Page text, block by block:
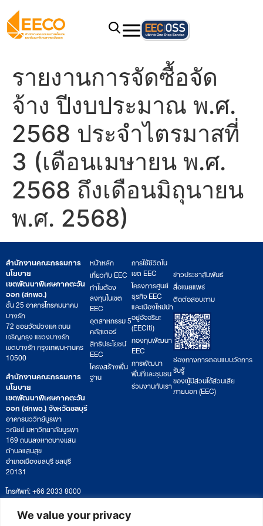
We value your privacy
รายงานการจัดซื้อจัด
จ้าง ปีงบประมาณ พ.ศ.
2568 ประจำไตรมาสที่
3 (เดือนเมษายน พ.ศ.
2568 ถึงเดือนมิถุนายน
พ.ศ. 2568)
สำนักงานคณะกรรมการ
นโยบาย
เขตพัฒนาพิเศษภาคตะวัน
ออก (สกพอ.)
ชั้น 25 อาคารโทรคมนาคม
บางรัก
72 ซอยวัดม่วงแค ถนน
เจริญกรุง แขวงบางรัก
เขตบางรัก กรุงเทพมหานคร
10500
สำนักงานคณะกรรมการ
นโยบาย
เขตพัฒนาพิเศษภาคตะวัน
ออก (สกพอ.) จังหวัดชลบุรี
อาคารนววิทย์บูรพา
วณิชย์ มหาวิทยาลัยบูรพา
169 ถนนลงหาดบางแสน
ตำบลแสนสุข
อำเภอเมืองชลบุรี ชลบุรี
20131
โทรศัพท์: +66 2033 8000
เวลาทำการ: จันทร์ – ศุกร์
09:00 – 17:00 น.
ติดตามหนังสือหรือยื่นเอกสาร
หน้าหลัก
เกี่ยวกับ EEC
ทำไมต้อง
ลงทุนในเขต
EEC
อุตสาหกรรม 5
คลัสเตอร์
สิทธิประโยชน์
EEC
โครงสร้างพื้น
ฐาน
การใช้ชีวิตใน
เขต EEC
โครงการศูนย์
ธุรกิจ EEC
และเมืองใหม่น่า
อยู่อัจฉริยะ
(EECiti)
กองทุนพัฒนา
EEC
การพัฒนา
พื้นที่และชุมชน
ร่วมงานกับเรา
ข่าวประชาสัมพันธ์
สื่อเผยแพร่
ติดต่อสอบถาม
ช่องทางการตอบแบบวัดการ
รับรู้
ของผู้มีส่วนได้ส่วนเสีย
ภายนอก (EEC)